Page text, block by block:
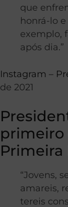
que
honrá-lo
exemplo,
após dia.”
Instagram –
de 2021
primeiro
Primeira
“Jovens,
amareis,
tereis